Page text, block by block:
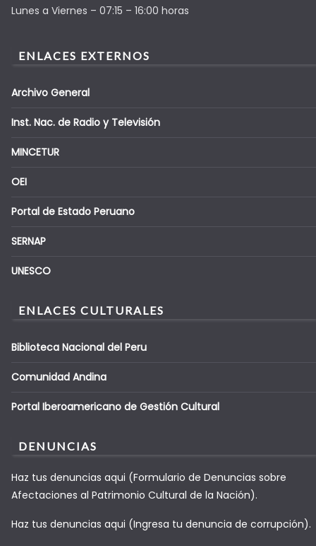
Lunes a Viernes – 07:15 – 16:00 horas
ENLACES EXTERNOS
Archivo General
Inst. Nac. de Radio y Televisión
MINCETUR
OEI
Portal de Estado Peruano
SERNAP
UNESCO
ENLACES CULTURALES
Biblioteca Nacional del Peru
Comunidad Andina
Portal Iberoamericano de Gestión Cultural
DENUNCIAS
Haz tus denuncias aqui (Formulario de Denuncias sobre
Afectaciones al Patrimonio Cultural de la Nación).
Haz tus denuncias aqui (Ingresa tu denuncia de corrupción).